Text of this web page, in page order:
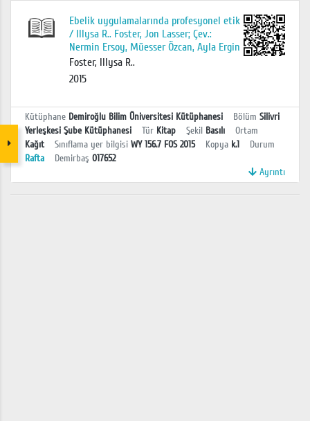
Ebelik uygulamalarında profesyonel etik
/ Illysa R.. Foster, Jon Lasser; Çev.:
Nermin Ersoy, Müesser Özcan, Ayla Ergin
Foster, Illysa R..
2015
Kütüphane Demiroğlu Bilim Üniversitesi Kütüphanesi Bölüm Silivri
Yerleşkesi Şube Kütüphanesi
Tür Kitap Şekil Basılı
Ortam
Kağıt
Sınıflama yer bilgisi WY 156.7 FOS 2015 Kopya k.1
Durum
Rafta
Demirbaş 017652
Ayrıntı